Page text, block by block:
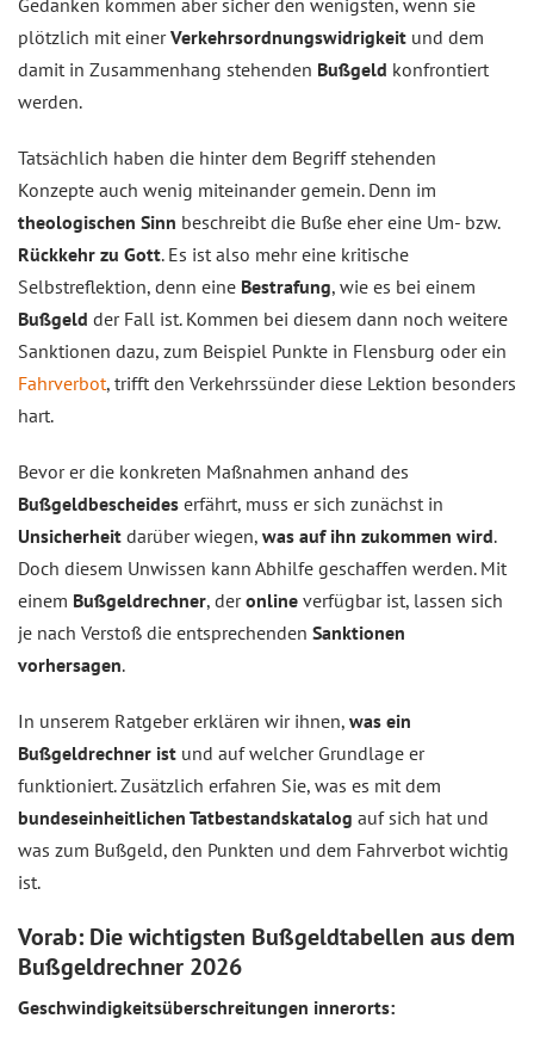
Gedanken kommen aber sicher den wenigsten, wenn sie
plötzlich mit einerVerkehrsordnungswidrigkeit und dem
damit in Zusammenhang stehenden Bußgeld konfrontiert
werden.
Tatsächlich haben die hinter dem Begriff stehenden
Konzepte auch wenig miteinander gemein. Denn im
theologischen Sinn beschreibt die Buße eher eine Um- bzw.
Rückkehr zu Gott. Es ist also mehr eine kritische
Selbstreflektion, denn eine Bestrafung, wie es bei einem
Bußgeld der Fall ist. Kommen bei diesem dann noch weitere
Sanktionen dazu, zum Beispiel Punkte in Flensburg oder ein
Fahrverbot, trifft den Verkehrssünder diese Lektion besonders
hart.
Bevor er die konkreten Maßnahmen anhand des
Bußgeldbescheides erfährt, muss er sich zunächst in
Unsicherheit darüber wiegen, was auf ihn zukommen wird.
Doch diesem Unwissen kann Abhilfe geschaffen werden. Mit
einem Bußgeldrechner, deronline verfügbar ist, lassen sich
je nach Verstoß die entsprechenden Sanktionen
vorhersagen.
In unserem Ratgeber erklären wir ihnen, was ein
Bußgeldrechner ist und auf welcher Grundlage er
funktioniert. Zusätzlich erfahren Sie, was es mit dem
bundeseinheitlichen Tatbestandskatalog auf sich hat und
was zum Bußgeld, den Punkten und dem Fahrverbot wichtig
ist.
Vorab: Die wichtigsten Bußgeldtabellen aus dem
Bußgeldrechner 2026
Geschwindigkeitsüberschreitungen innerorts: